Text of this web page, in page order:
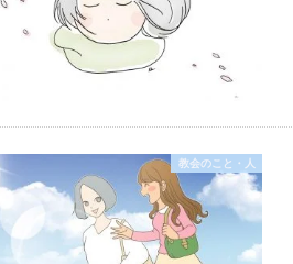
教会のこと・人